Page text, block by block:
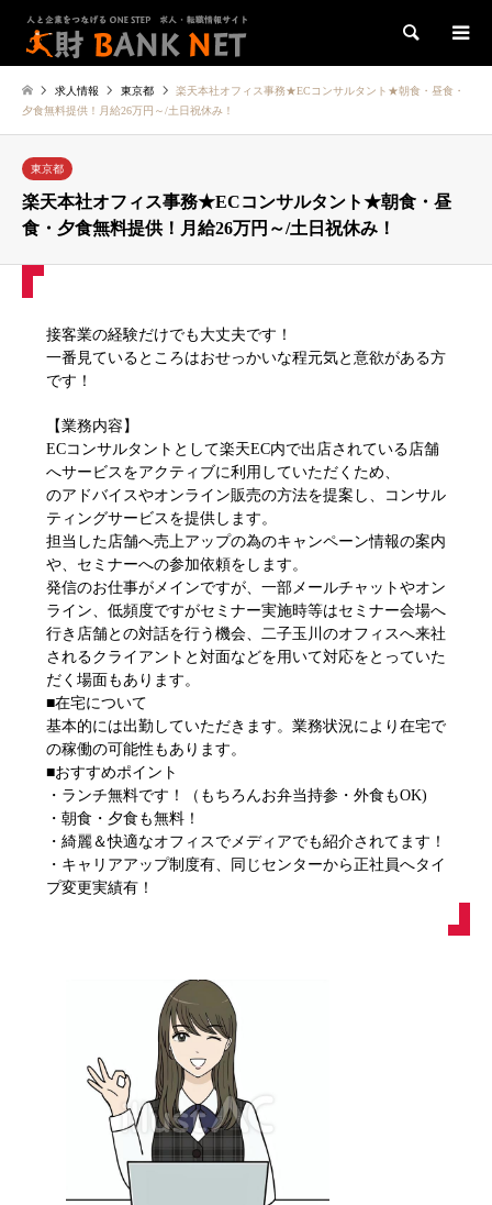
検索
求人情報 東京都
楽天本社オフィス事務★ECコンサルタント★朝食・昼食・
夕食無料提供！月給26万円～/土日祝休み！
東京都
楽天本社オフィス事務★ECコンサルタント★朝食・昼
食・夕食無料提供！月給26万円～/土日祝休み！
接客業の経験だけでも大丈夫です！
一番見ているところはおせっかいな程元気と意欲がある方
です！
【業務内容】
ECコンサルタントとして楽天EC内で出店されている店舗
へサービスをアクティブに利用していただくため、
のアドバイスやオンライン販売の方法を提案し、コンサル
ティングサービスを提供します。
担当した店舗へ売上アップの為のキャンペーン情報の案内
や、セミナーへの参加依頼をします。
発信のお仕事がメインですが、一部メールチャットやオン
ライン、低頻度ですがセミナー実施時等はセミナー会場へ
行き店舗との対話を行う機会、二子玉川のオフィスへ来社
されるクライアントと対面などを用いて対応をとっていた
だく場面もあります。
■在宅について
基本的には出勤していただきます。業務状況により在宅で
の稼働の可能性もあります。
■おすすめポイント
・ランチ無料です！（もちろんお弁当持参・外食もOK)
・朝食・夕食も無料！
・綺麗＆快適なオフィスでメディアでも紹介されてます！
・キャリアアップ制度有、同じセンターから正社員へタイ
プ変更実績有！